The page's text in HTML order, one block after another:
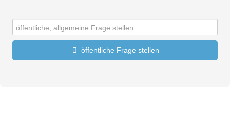
öffentliche Frage stellen